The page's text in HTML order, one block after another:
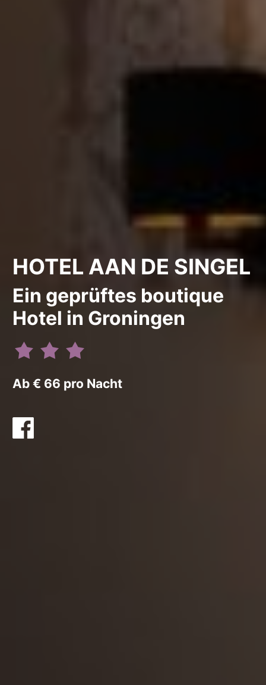
HOTEL AAN DE SINGEL
Ein geprüftes boutique
Hotel in Groningen
Ab € 66 pro Nacht